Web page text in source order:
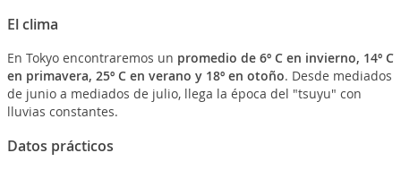
El clima
En Tokyo encontraremos un promedio de 6º C en invierno, 14º C
en primavera, 25º C en verano y 18º en otoño. Desde mediados
de junio a mediados de julio, llega la época del "tsuyu" con
lluvias constantes.
Datos prácticos